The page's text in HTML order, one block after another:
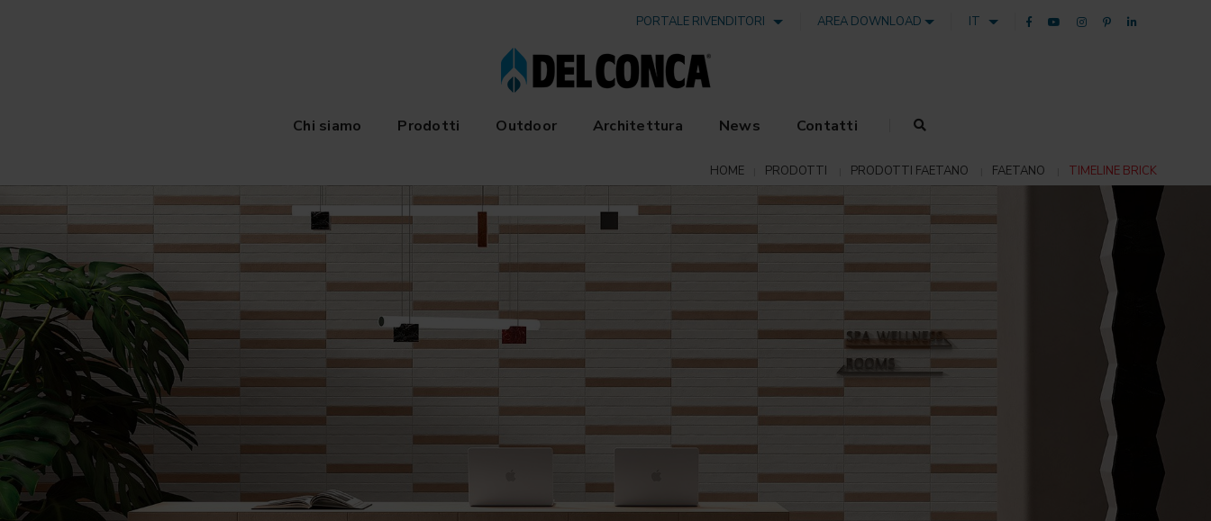
PORTALE RIVENDITORI AREA DOWNLOAD IT
Chi siamo Prodotti Outdoor Architettura News Contatti
HOME PRODOTTI PRODOTTI FAETANO FAETANO TIMELINE BRICK